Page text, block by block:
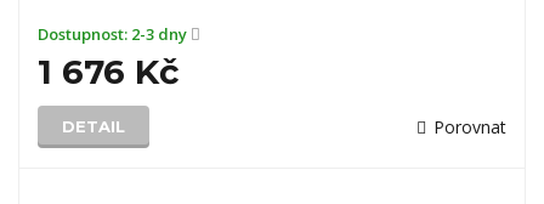
Dostupnost: 2-3 dny
1 676 Kč
DETAIL Porovnat